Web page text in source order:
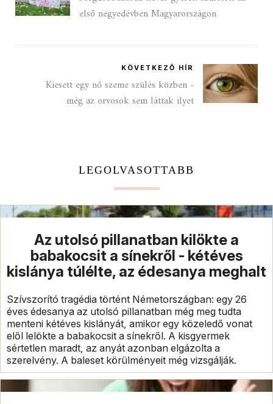
első negyedévben Magyarországon
KÖVETKEZŐ HÍR
Kiesett egy nő szeme szülés közben -
még az orvosok sem láttak ilyet
LEGOLVASOTTABB
Az utolsó pillanatban kilökte a
babakocsit a sínekről - kétéves
kislánya túlélte, az édesanya meghalt
Szívszorító tragédia történt Németországban: egy 26
éves édesanya az utolsó pillanatban még meg tudta
menteni kétéves kislányát, amikor egy közeledő vonat
elől lelökte a babakocsit a sínekről. A kisgyermek
sértetlen maradt, az anyát azonban elgázolta a
szerelvény. A baleset körülményeit még vizsgálják.